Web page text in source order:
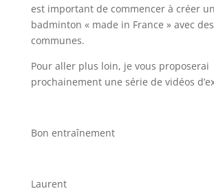
est important de commencer à créer
badminton « made in France » avec
communes.
Pour aller plus loin, je vous proposerai
prochainement une série de vidéos
Bon entraînement
Laurent